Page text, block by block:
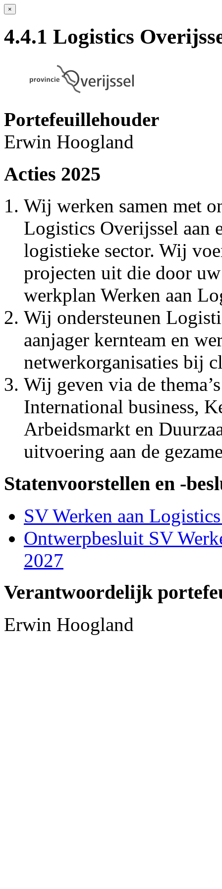
×
4.4.1 Logistics
Portefeuillehouder
Erwin Hoogland
Acties 2025
Wij werken samen met
Logistics Overijssel aan
logistieke sector. Wij
projecten uit die door
werkplan Werken aan
Wij ondersteunen
aanjager kernteam en
netwerkorganisaties bij
Wij geven via de
International business,
Arbeidsmarkt en
uitvoering aan de
Statenvoorstellen en -
SV Werken aan
Ontwerpbesluit SV
2027
Verantwoordelijk
Erwin Hoogland